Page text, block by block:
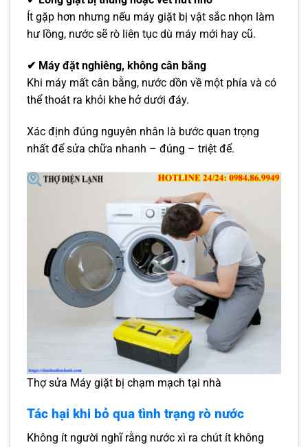
Ít gặp hơn nhưng nếu máy giặt bị vật sắc nhọn làm
hư lồng, nước sẽ rò liên tục dù máy mới hay cũ.
✔ Máy đặt nghiêng, không cân bằng
Khi máy mất cân bằng, nước dồn về một phía và có
thể thoát ra khỏi khe hở dưới đáy.
Xác định đúng nguyên nhân là bước quan trọng
nhất để sửa chữa nhanh – đúng – triệt để.
Thợ sửa Máy giặt bị chạm mạch tại nhà
Tác hại khi bỏ qua tình trạng rò nước
Không ít người nghĩ rằng nước xì ra chút ít không